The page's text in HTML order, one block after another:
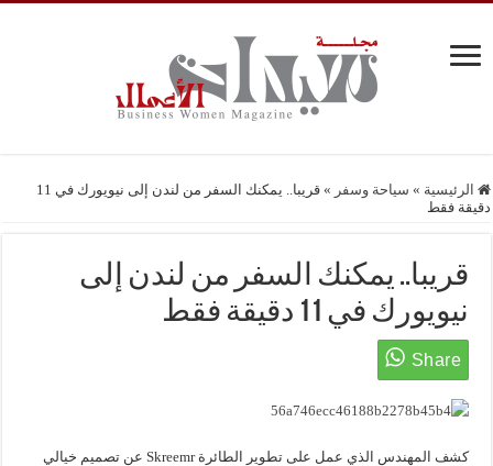
الرئيسية » سياحة وسفر »
قريبا.. يمكنك السفر من لندن إلى نيويورك في 11
دقيقة فقط
قريبا.. يمكنك السفر من لندن إلى
نيويورك في 11 دقيقة فقط
كشف المهندس الذي عمل على تطوير الطائرة Skreemr عن تصميم خيالي